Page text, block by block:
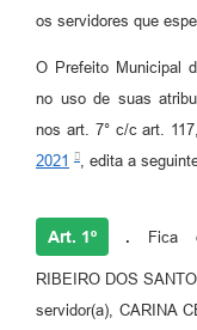
os servidores que
O Prefeito Municipal
no uso de suas
nos art. 7° c/c art.
2021
, edita a
Art. 1º . Fica
RIBEIRO DOS
servidor(a), CARINA